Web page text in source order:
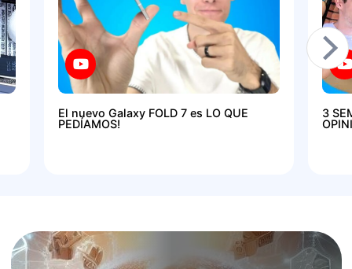
El nuevo Galaxy FOLD 7 es LO QUE
PEDÍAMOS!
3